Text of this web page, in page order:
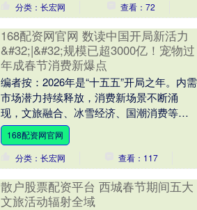
分类：长宏网
查看：72
168配资网官网 数读中国开局新活力
&#32;|&#32;规模已超3000亿！宠物过
年成春节消费新爆点
编者按：2026年是“十五五”开局之年。内需
市场潜力持续释放，消费新场景不断涌
现，文旅融合、冰雪经济、国潮消费等热
点频现，展现出超大规模市场的韧性与活
力。为深入....
168配资网官网
分类：长宏网
查看：117
散户股票配资平台 西城春节期间五大
文旅活动辐射全域